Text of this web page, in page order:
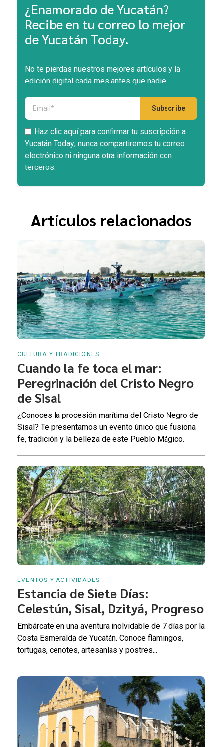
¿Enamorado de Yucatán?
Recibe en tu correo lo mejor
de Yucatán Today.
No te pierdas nuestros mejores artículos y la
edición digital cada mes antes que nadie.
Haz clic aquí para confirmar tu suscripción a
Yucatán Today; nunca compartiremos tu correo
electrónico ni ninguna otra información con
terceros.
Artículos relacionados
CULTURA Y TRADICIONES
Cuando la fe toca el mar:
Peregrinación del Cristo Negro
de Sisal
¿Conoces la procesión marítima del Cristo Negro de
Sisal? Te presentamos un evento único que fusiona
fe, tradición y la belleza de este Pueblo Mágico.
EVENTOS Y ACTIVIDADES
Estancia de Siete Días:
Celestún, Sisal, Dzityá, Progreso
Embárcate en una aventura inolvidable de 7 días por la
Costa Esmeralda de Yucatán. Conoce flamingos,
tortugas, cenotes, artesanías y postres...